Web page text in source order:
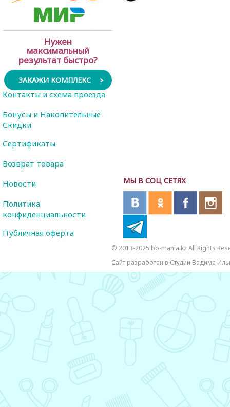
Нужен
максимальный
результат быстро?
ЗАКАЖИ КОМПЛЕКС
МЫ В СОЦ СЕТЯХ
Контакты и схема проезда
Бонусы и Накопительные
Скидки
Сертификаты
Возврат товара
Новости
Политика
конфиденциальности
Публичная оферта
© 2013-2025 bb-mania.kz All Rights
Сайт разработан в Студии Вадима